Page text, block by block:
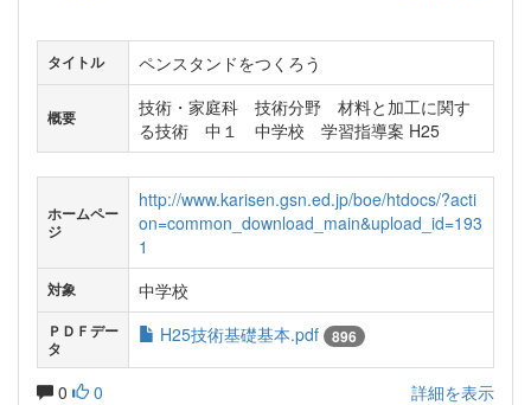
タイトル ペンスタンドをつくろう
概要
技術・家庭科 技術分野 材料と加工に関す
る技術 中１ 中学校 学習指導案 H25
ホームペー
ジ
http://www.karisen.gsn.ed.jp/boe/htdocs/?acti
on=common_download_main&upload_id=193
1
対象 中学校
ＰＤＦデー
タ
H25技術基礎基本.pdf 896
0 0 詳細を表示